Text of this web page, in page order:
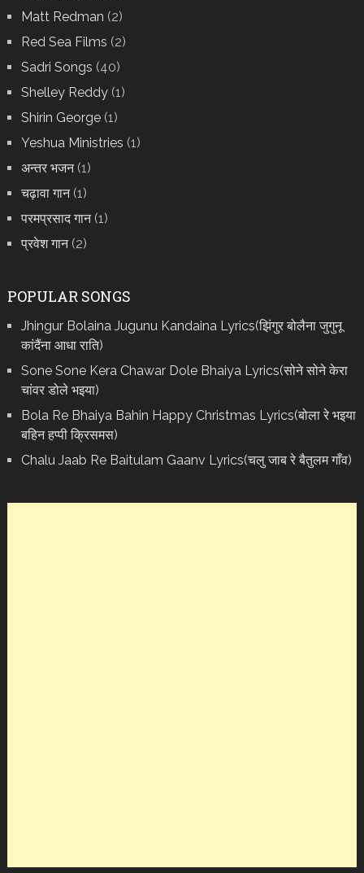
Matt Redman (2)
Red Sea Films (2)
Sadri Songs (40)
Shelley Reddy(1)
Shirin George(1)
Yeshua Ministries (1)
अन्तर भजन(1)
चढ़ावा गान(1)
परमप्रसाद गान(1)
प्रवेश गान(2)
POPULAR SONGS
Jhingur Bolaina Jugunu Kandaina Lyrics(झिंगुर बोलैना जुगुनू
कांदैंना आधा राति)
Sone Sone Kera Chawar Dole Bhaiya Lyrics(सोने सोने केरा
चांवर डोले भइया)
Bola Re Bh‌aiya Bahin Happy Christmas Lyrics(बोला रे भ‌इया
बहिन हप्पी क्रिसमस)
Chalu Jaab Re Baitulam Gaanv Lyrics(चलु जाब रे बैतुलम गाँव)